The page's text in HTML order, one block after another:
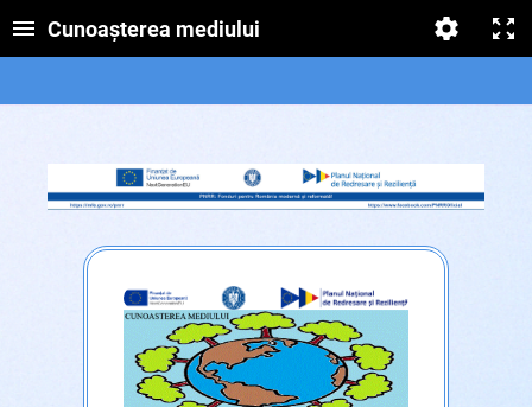
Cunoașterea mediului